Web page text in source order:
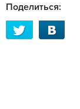
Поделиться: